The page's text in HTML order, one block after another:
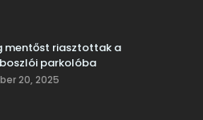
mentőst riasztottak a
parkolóba
20, 2025